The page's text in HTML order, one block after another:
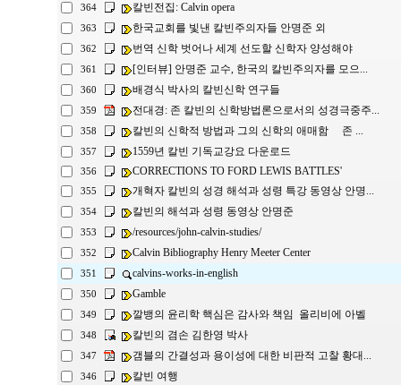
364 칼빈전집: Calvin opera
363 한국교회를 빛낸 칼빈주의자들 안명준 외
362 번역 신학 벗어나 세계 선도할 신학자 양성해야
361 [인터뷰] 안명준 교수, 한국의 칼빈주의자를 모으...
360 배경식 박사의 칼빈신학 연구들
359 전대경: 존 칼빈의 신학방법론으로서의 성경극중주...
358 칼빈의 신학적 방법과 그의 신학의 애매함 존 ...
357 1559년 칼빈 기독교강요 다운로드
356 CORRECTIONS TO FORD LEWIS BATTLES'
355 개혁자 칼빈의 성경 해석과 성령 특강 동영상 안명...
354 칼빈의 해석과 성령 동영상 안명준
353 /resources/john-calvin-studies/
352 Calvin Bibliography Henry Meeter Center
351 calvins-works-in-english
350 Gamble
349 깔뱅의 윤리학 핵심은 감사와 책임 올리비에 아벨
348 칼빈의 겸손 김한영 박사
347 갬블의 간결성과 용이성에 대한 비판적 고찰 황대...
346 칼빈 여행